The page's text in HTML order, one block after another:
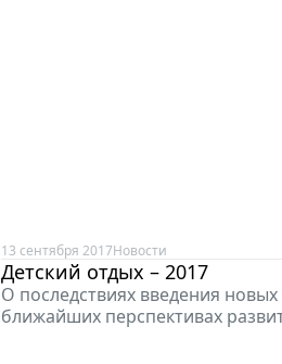
13 сентября 2017Новости
Детский отдых – 2017
О последствиях введения
ближайших перспективах